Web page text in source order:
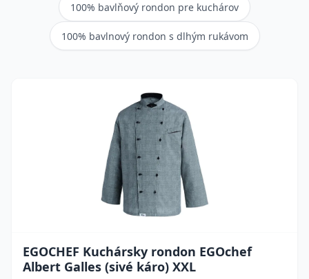
100% bavlňový rondon pre kuchárov
100% bavlnový rondon s dlhým rukávom
EGOCHEF Kuchársky rondon EGOchef
Albert Galles (sivé káro) XXL